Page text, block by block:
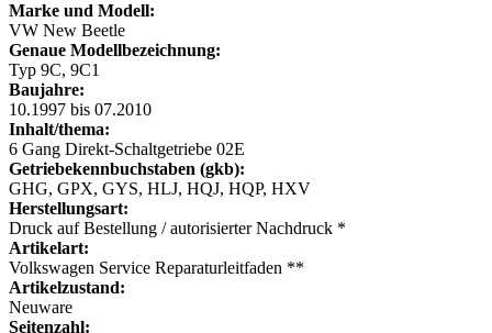
Marke und Modell:
VW New Beetle
Genaue Modellbezeichnung:
Typ 9C, 9C1
Baujahre:
10.1997 bis 07.2010
Inhalt/thema:
6 Gang Direkt-Schaltgetriebe 02E
Getriebekennbuchstaben (gkb):
GHG, GPX, GYS, HLJ, HQJ, HQP, HXV
Herstellungsart:
Druck auf Bestellung / autorisierter Nachdruck *
Artikelart:
Volkswagen Service Reparaturleitfaden **
Artikelzustand:
Neuware
Seitenzahl: